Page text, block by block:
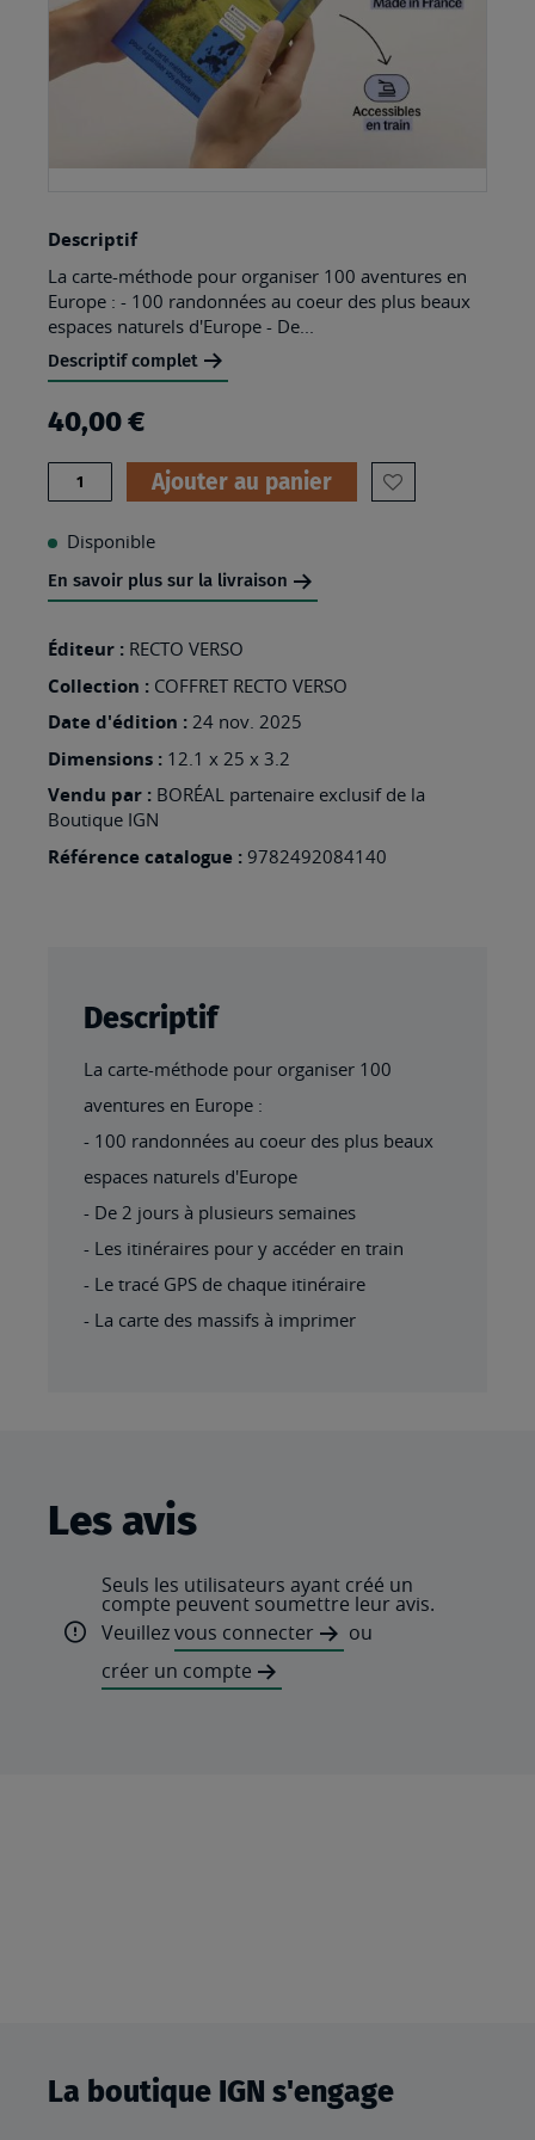
to
the
beginning
of
the
images
gallery
Descriptif
La carte-méthode pour organiser 100 aventures en
Europe : - 100 randonnées au coeur des plus beaux
espaces naturels d'Europe - De...
Descriptif complet
40,00 €
Quantité Ajouter au panier
AJOUTER
EN
Disponible
En savoir plus sur la livraison
Éditeur : RECTO VERSO
Collection : COFFRET RECTO VERSO
Date d'édition : 24 nov. 2025
Dimensions : 12.1 x 25 x 3.2
Vendu par : BORÉAL partenaire exclusif de la
Boutique IGN
Référence catalogue : 9782492084140
Descriptif
La carte-méthode pour organiser 100
aventures en Europe :
- 100 randonnées au coeur des plus beaux
espaces naturels d'Europe
- De 2 jours à plusieurs semaines
- Les itinéraires pour y accéder en train
- Le tracé GPS de chaque itinéraire
- La carte des massifs à imprimer
Les avis
Seuls les utilisateurs ayant créé un
compte peuvent soumettre leur avis.
Veuillezvous connecter
ou
créer un compte
La boutique IGN s'engage